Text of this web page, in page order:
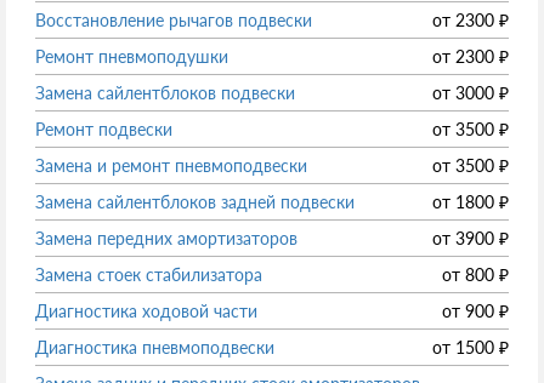
Восстановление рычагов подвески
от 2300 ₽
Ремонт пневмоподушки
от 2300 ₽
Замена сайлентблоков подвески
от 3000 ₽
Ремонт подвески
от 3500 ₽
Замена и ремонт пневмоподвески
от 3500 ₽
Замена сайлентблоков задней подвески
от 1800 ₽
Замена передних амортизаторов
от 3900 ₽
Замена стоек стабилизатора
от 800 ₽
Диагностика ходовой части
от 900 ₽
Диагностика пневмоподвески
от 1500 ₽